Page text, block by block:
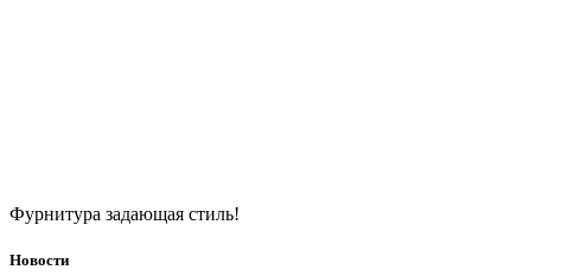
Фурнитура задающая стиль!
Новости